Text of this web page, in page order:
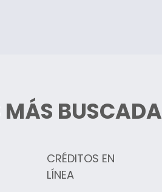
CRÉDITOS EN
LÍNEA